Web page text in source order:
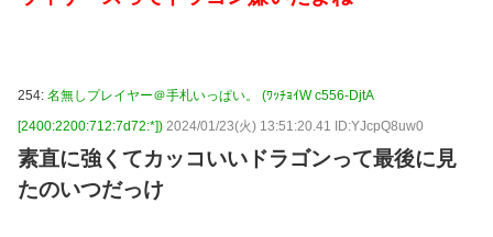
254: 名無しプレイヤー＠手札いっぱい。 (ﾜｯﾁｮｲW c556-DjtA
[2400:2200:712:7d72:*]) 2024/01/23(火) 13:51:20.41 ID:YJcpQ8uw0
素直に強くてカッコいいドラゴンって最後に見
たのいつだっけ